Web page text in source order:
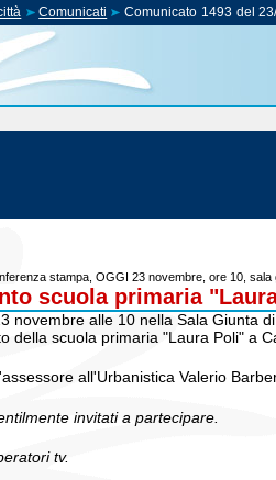
Comunicati Comunicato 1493 del
stampa, OGGI 23 novembre, ore 10, sala
scuola primaria
novembre alle 10 nella Sala Giunta
della scuola primaria "Laura Poli" a
all'Urbanistica Valerio
invitati a partecipare.
tv.